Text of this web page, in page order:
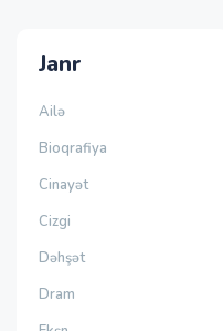
Janr
Ailə
Bioqrafiya
Cinayət
Cizgi
Dəhşət
Dram